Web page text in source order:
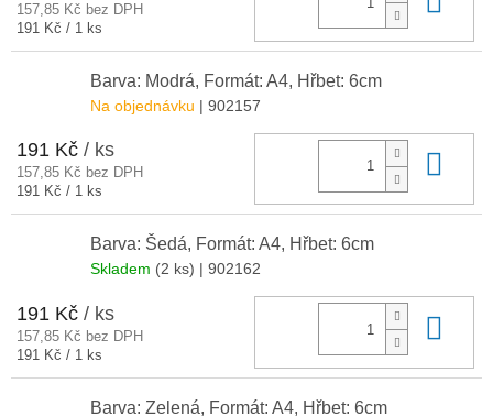
157,85 Kč bez DPH
Měrná
191 Kč / 1 ks
Barva: Modrá, Formát: A4, Hřbet: 6cm
Na objednávku | 902157
191 Kč / ks
157,85 Kč bez DPH
Měrná
191 Kč / 1 ks
Barva: Šedá, Formát: A4, Hřbet: 6cm
Skladem (2 ks) | 902162
191 Kč / ks
157,85 Kč bez DPH
Měrná
191 Kč / 1 ks
Barva: Zelená, Formát: A4, Hřbet: 6cm